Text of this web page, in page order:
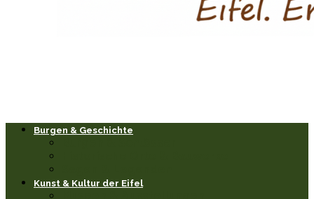
Burgen & Geschichte
Kunst & Kultur der Eifel